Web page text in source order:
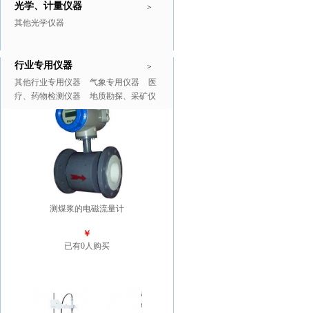
>
光学、计量仪器
其他光学仪器
>
行业专用仪器
其他行业专用仪器 气象专用仪器
医
疗、药物检测仪器
地质勘探、采矿仪
推广商品 更多>>
测煤浆的电磁流量计
￥
已有0人购买